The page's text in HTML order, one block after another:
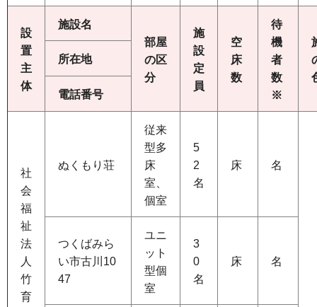
設
置
主
体
施設名
部屋
の区
分
施
設
定
員
空
床
数
待
機
者
数
※
所在地
電話番号
社
会
福
祉
法
人
竹
育
ぬくもり荘
従来
型多
床
室、
個室
5
2
名
床 名
つくばみら
い市古川10
47
ユニ
ット
型個
室
3
0
名
床 名